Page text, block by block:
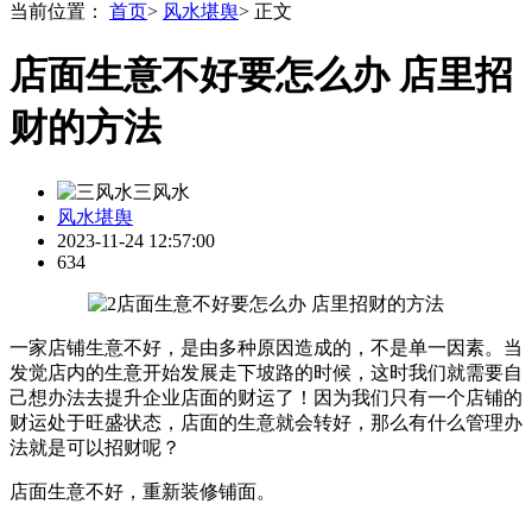
当前位置： 首页> 风水堪舆> 正文
店面生意不好要怎么办 店里招
财的方法
三风水
风水堪舆
2023-11-24 12:57:00
634
一家店铺生意不好，是由多种原因造成的，不是单一因素。当
发觉店内的生意开始发展走下坡路的时候，这时我们就需要自
己想办法去提升企业店面的财运了！因为我们只有一个店铺的
财运处于旺盛状态，店面的生意就会转好，那么有什么管理办
法就是可以招财呢？
店面生意不好，重新装修铺面。